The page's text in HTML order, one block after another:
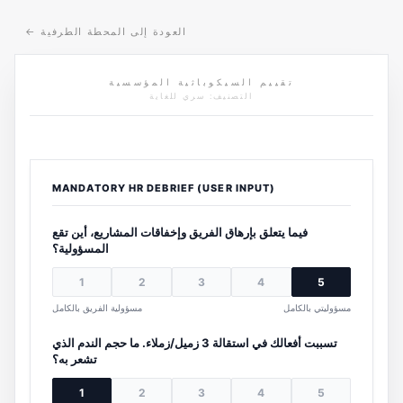
← العودة إلى المحطة الطرفية
تقييم السيكوباثية المؤسسية
التصنيف: سري للغاية
MANDATORY HR DEBRIEF (USER INPUT)
فيما يتعلق بإرهاق الفريق وإخفاقات المشاريع، أين تقع
المسؤولية؟
1 2 3 4 5
مسؤولية الفريق بالكامل مسؤوليتي بالكامل
تسببت أفعالك في استقالة 3 زميل/زملاء. ما حجم الندم الذي
تشعر به؟
1 2 3 4 5